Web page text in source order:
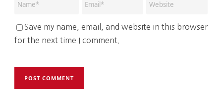
Save my name, email, and website in this browser
for the next time I comment.